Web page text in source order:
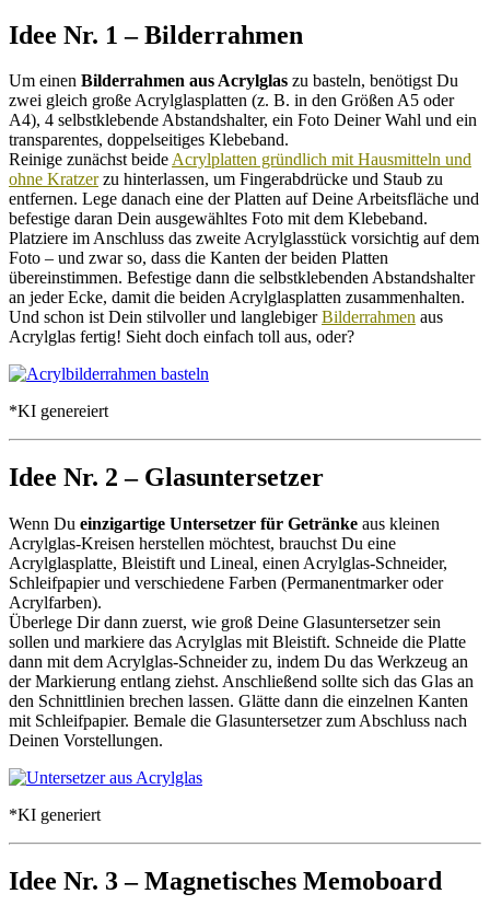
Idee Nr. 1 – Bilderrahmen
Um einen Bilderrahmen aus Acrylglas zu basteln, benötigst Du
zwei gleich große Acrylglasplatten (z. B. in den Größen A5 oder
A4), 4 selbstklebende Abstandshalter, ein Foto Deiner Wahl und ein
transparentes, doppelseitiges Klebeband.
Reinige zunächst beideAcrylplatten gründlich mit Hausmitteln und
ohne Kratzerzu hinterlassen, um Fingerabdrücke und Staub zu
entfernen. Lege danach eine der Platten auf Deine Arbeitsfläche und
befestige daran Dein ausgewähltes Foto mit dem Klebeband.
Platziere im Anschluss das zweite Acrylglasstück vorsichtig auf dem
Foto – und zwar so, dass die Kanten der beiden Platten
übereinstimmen. Befestige dann die selbstklebenden Abstandshalter
an jeder Ecke, damit die beiden Acrylglasplatten zusammenhalten.
Und schon ist Dein stilvoller und langlebigerBilderrahmen aus
Acrylglas fertig! Sieht doch einfach toll aus, oder?
*KI genereiert
Idee Nr. 2 – Glasuntersetzer
Wenn Du einzigartige Untersetzer für Getränke aus kleinen
Acrylglas-Kreisen herstellen möchtest, brauchst Du eine
Acrylglasplatte, Bleistift und Lineal, einen Acrylglas-Schneider,
Schleifpapier und verschiedene Farben (Permanentmarker oder
Acrylfarben).
Überlege Dir dann zuerst, wie groß Deine Glasuntersetzer sein
sollen und markiere das Acrylglas mit Bleistift. Schneide die Platte
dann mit dem Acrylglas-Schneider zu, indem Du das Werkzeug an
der Markierung entlang ziehst. Anschließend sollte sich das Glas an
den Schnittlinien brechen lassen. Glätte dann die einzelnen Kanten
mit Schleifpapier. Bemale die Glasuntersetzer zum Abschluss nach
Deinen Vorstellungen.
*KI generiert
Idee Nr. 3 – Magnetisches Memoboard